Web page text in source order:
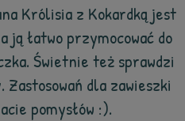
Królisia z Kokardką jest
ją łatwo przymocować do
Świetnie też sprawdzi
dla zawieszki
pomysłów :).